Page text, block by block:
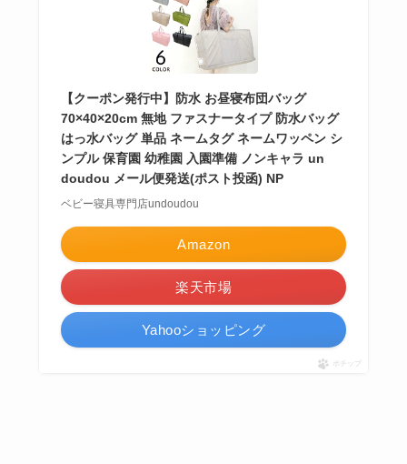
【クーポン発行中】防水 お昼寝布団バッグ
70×40×20cm 無地 ファスナータイプ 防水バッグ
はっ水バッグ 単品 ネームタグ ネームワッペン シ
ンプル 保育園 幼稚園 入園準備 ノンキャラ un
doudou メール便発送(ポスト投函) NP
ベビー寝具専門店undoudou
Amazon
楽天市場
Yahooショッピング
ポチップ